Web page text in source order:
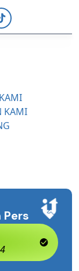
KAMI
Pers